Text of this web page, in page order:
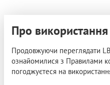
Про
Продовжуючи переглядати
ознайомилися з Правилами
погоджуєтеся на